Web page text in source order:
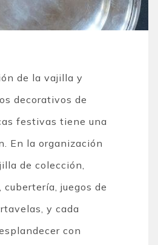
de la vajilla y
decorativos de
festivas tiene una
En la organización
de colección,
cubertería, juegos de
y cada
con